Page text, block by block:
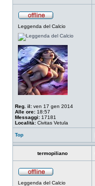
Leggenda del Calcio
Reg. il: ven 17 gen 2014
Alle ore: 18:57
Messaggi: 17181
Località: Civitas Vetula
Top
termopiliano
Leggenda del Calcio